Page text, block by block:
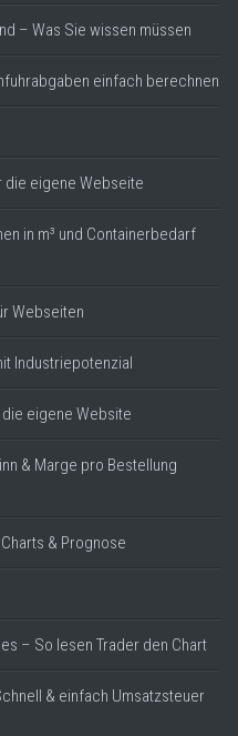
– Was Sie wissen müssen
einfach berechnen
die eigene Webseite
in m³ und Containerbedarf
Webseiten
Industriepotenzial
eigene Website
& Marge pro Bestellung
& Prognose
– So lesen Trader den Chart
& einfach Umsatzsteuer